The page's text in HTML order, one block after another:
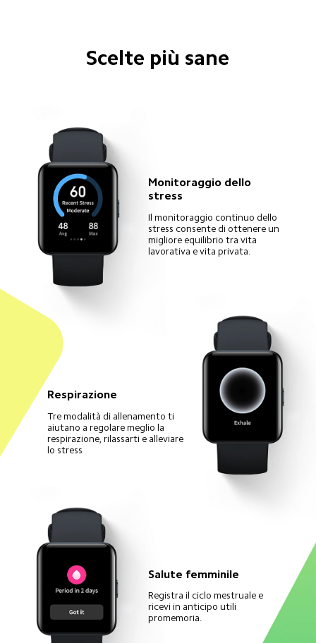
Scelte più sane
Monitoraggio dello
stress
Il monitoraggio continuo dello
stress consente di ottenere un
migliore equilibrio tra vita
lavorativa e vita privata.
Respirazione
Tre modalità di allenamento ti
aiutano a regolare meglio la
respirazione, rilassarti e alleviare
lo stress
Salute femminile
Registra il ciclo mestruale e
ricevi in anticipo utili
promemoria.